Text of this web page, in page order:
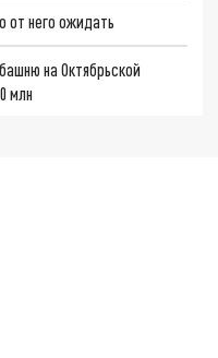
от него ожидать
на Октябрьской
млн